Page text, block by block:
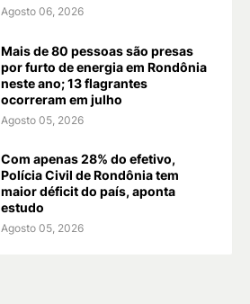
Agosto 06, 2026
Mais de 80 pessoas são presas
por furto de energia em Rondônia
neste ano; 13 flagrantes
ocorreram em julho
Agosto 05, 2026
Com apenas 28% do efetivo,
Polícia Civil de Rondônia tem
maior déficit do país, aponta
estudo
Agosto 05, 2026